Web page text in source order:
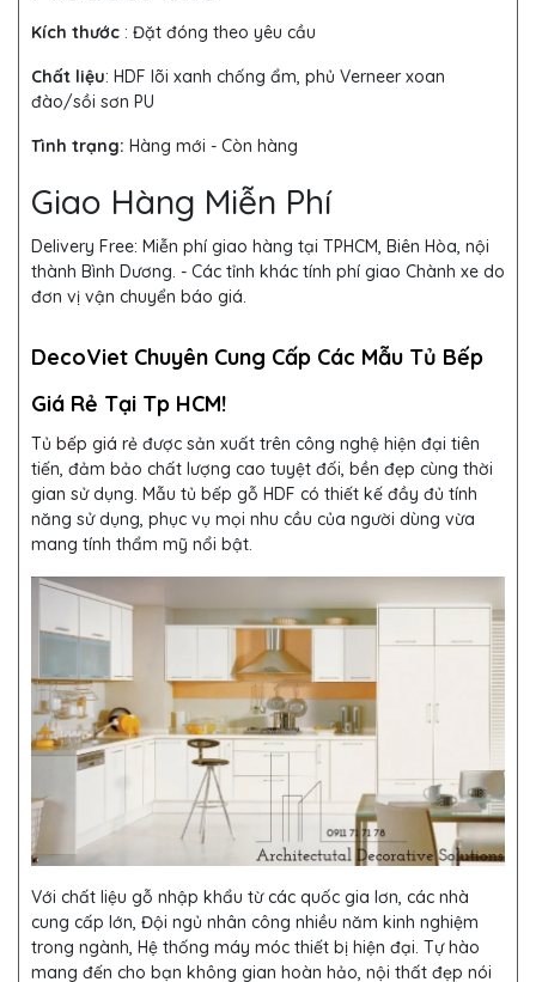
Kích thước : Đặt đóng theo yêu cầu
Chất liệu: HDF lõi xanh chống ẩm, phủ Verneer xoan
đào/sồi sơn PU
Tình trạng: Hàng mới - Còn hàng
Giao Hàng Miễn Phí
Delivery Free: Miễn phí giao hàng tại TPHCM, Biên Hòa, nội
thành Bình Dương. - Các tỉnh khác tính phí giao Chành xe do
đơn vị vận chuyển báo giá.
DecoViet Chuyên Cung Cấp Các Mẫu Tủ Bếp
Giá Rẻ Tại Tp HCM!
Tủ bếp giá rẻ được sản xuất trên công nghệ hiện đại tiên
tiến, đảm bảo chất lượng cao tuyệt đối, bền đẹp cùng thời
gian sử dụng. Mẫu tủ bếp gỗ HDF có thiết kế đầy đủ tính
năng sử dụng, phục vụ mọi nhu cầu của người dùng vừa
mang tính thẩm mỹ nổi bật.
Với chất liệu gỗ nhập khẩu từ các quốc gia lơn, các nhà
cung cấp lớn, Đội ngủ nhân công nhiều năm kinh nghiệm
trong ngành, Hệ thống máy móc thiết bị hiện đại. Tự hào
mang đến cho bạn không gian hoàn hảo, nội thất đẹp nói